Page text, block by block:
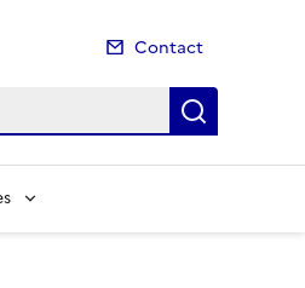
Contact